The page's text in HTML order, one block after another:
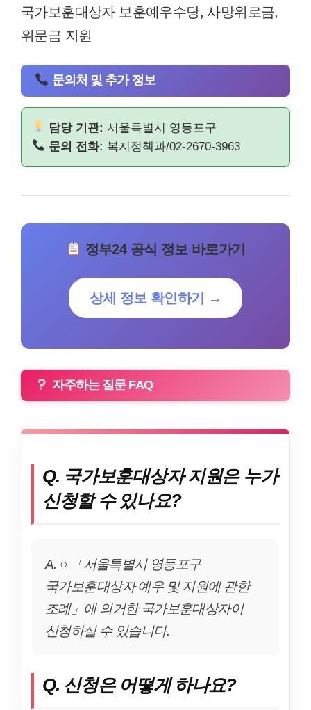
국가보훈대상자 보훈예우수당, 사망위로금,
위문금 지원
문의처 및 추가 정보
담당 기관: 서울특별시 영등포구
문의 전화: 복지정책과/02-2670-3963
정부24 공식 정보 바로가기
상세 정보 확인하기 →
자주하는 질문 FAQ
Q. 국가보훈대상자 지원은 누가
신청할 수 있나요?
A. ○ 「서울특별시 영등포구
국가보훈대상자 예우 및 지원에 관한
조례」에 의거한 국가보훈대상자이
신청하실 수 있습니다.
Q. 신청은 어떻게 하나요?